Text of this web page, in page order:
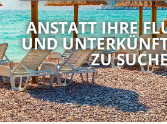
ANSTATT IHRE
UND
ZU